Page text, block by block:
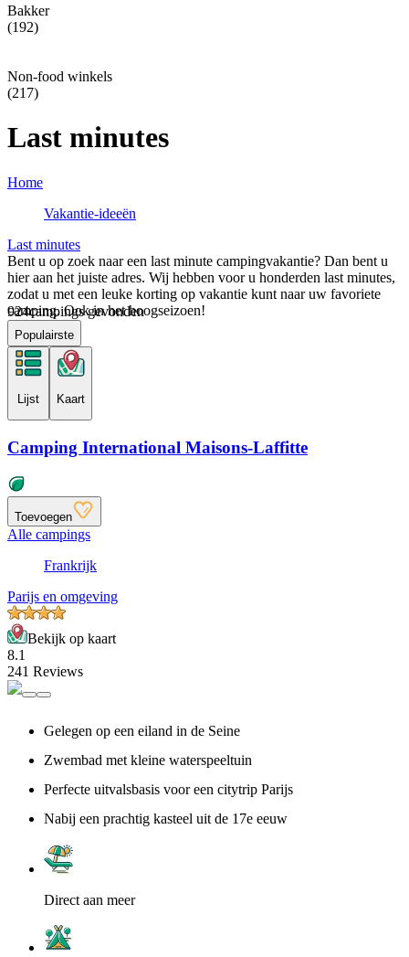
Bakker
(192)
Non-food winkels
(217)
Last minutes
Home
Vakantie-ideeën
Last minutes
Bent u op zoek naar een last minute campingvakantie? Dan bent u
hier aan het juiste adres. Wij hebben voor u honderden last minutes,
zodat u met een leuke korting op vakantie kunt naar uw favoriete
camping. Ook in het hoogseizoen!
924campings gevonden
Populairste
Lijst Kaart
Camping International Maisons-Laffitte
Toevoegen
Alle campings
Frankrijk
Parijs en omgeving
Bekijk op kaart
8.1
241 Reviews
Gelegen op een eiland in de Seine
Zwembad met kleine waterspeeltuin
Perfecte uitvalsbasis voor een citytrip Parijs
Nabij een prachtig kasteel uit de 17e eeuw
Direct aan meer